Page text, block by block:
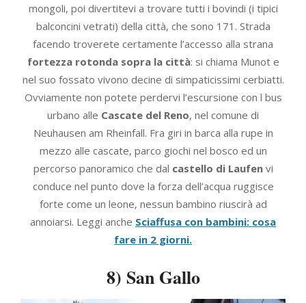
mongoli, poi divertitevi a trovare tutti i bovindi (i tipici
balconcini vetrati) della città, che sono 171. Strada
facendo troverete certamente l’accesso alla strana
fortezza rotonda sopra la città: si chiama Munot e
nel suo fossato vivono decine di simpaticissimi cerbiatti.
Ovviamente non potete perdervi l’escursione con l bus
urbano alle Cascate del Reno, nel comune di
Neuhausen am Rheinfall. Fra giri in barca alla rupe in
mezzo alle cascate, parco giochi nel bosco ed un
percorso panoramico che dal castello di Laufenvi
conduce nel punto dove la forza dell’acqua ruggisce
forte come un leone, nessun bambino riuscirà ad
annoiarsi. Leggi anche Sciaffusa con bambini: cosa
fare in 2 giorni.
8) San Gallo